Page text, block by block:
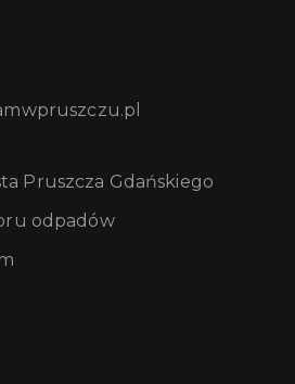
Pruszcza Gdańskiego
odpadów